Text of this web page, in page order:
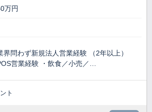
万円
界問わず新規法人営業経験 （2年以上）
営業経験 ・飲食／小売／…
ト